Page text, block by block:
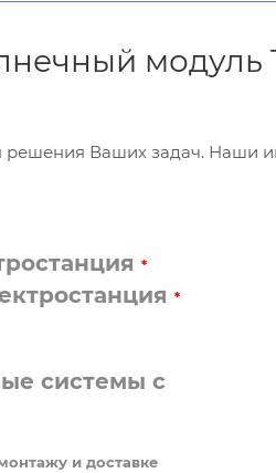
модуль
решения Ваших задач. Наши
*
*
системы с
и доставке